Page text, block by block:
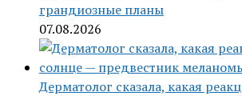
грандиозные планы
07.08.2026
Дерматолог сказала, какая